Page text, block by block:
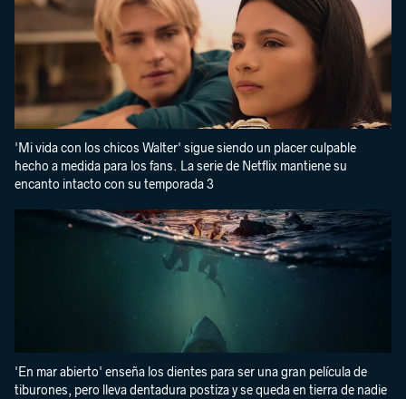
'Mi vida con los chicos Walter' sigue siendo un placer culpable
hecho a medida para los fans. La serie de Netflix mantiene su
encanto intacto con su temporada 3
'En mar abierto' enseña los dientes para ser una gran película de
tiburones, pero lleva dentadura postiza y se queda en tierra de nadie